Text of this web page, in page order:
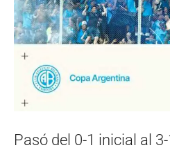
Pasó del 0-1 inicial al